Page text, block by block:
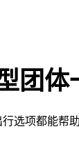
团体
选项都能帮